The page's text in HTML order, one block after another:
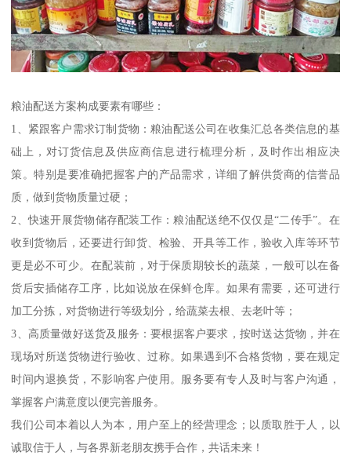
粮油配送方案构成要素有哪些：
1、紧跟客户需求订制货物：粮油配送公司在收集汇总各类信息的基
础上，对订货信息及供应商信息进行梳理分析，及时作出相应决
策。特别是要准确把握客户的产品需求，详细了解供货商的信誉品
质，做到货物质量过硬；
2、快速开展货物储存配装工作：粮油配送绝不仅仅是“二传手”。在
收到货物后，还要进行卸货、检验、开具等工作，验收入库等环节
更是必不可少。在配装前，对于保质期较长的蔬菜，一般可以在备
货后安插储存工序，比如说放在保鲜仓库。如果有需要，还可进行
加工分拣，对货物进行等级划分，给蔬菜去根、去老叶等；
3、高质量做好送货及服务：要根据客户要求，按时送达货物，并在
现场对所送货物进行验收、过称。如果遇到不合格货物，要在规定
时间内退换货，不影响客户使用。服务要有专人及时与客户沟通，
掌握客户满意度以便完善服务。
我们公司本着以人为本，用户至上的经营理念；以质取胜于人，以
诚取信于人，与各界新老朋友携手合作，共话未来！